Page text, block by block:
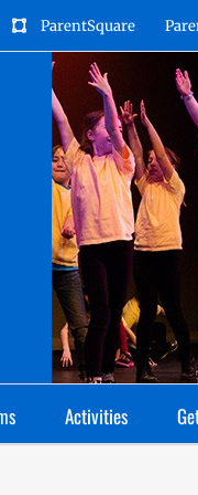
ParentSquare
Activities